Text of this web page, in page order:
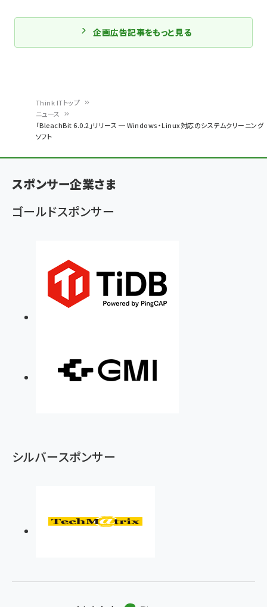
く
ず
Think ITトップ
ニュース
「BleachBit 6.0.2」リリース ─ Windows・Linux対応のシステムクリーニング
ソフト
企画広告記事をもっと見る
スポンサー企業さま
ゴールドスポンサー
シルバースポンサー